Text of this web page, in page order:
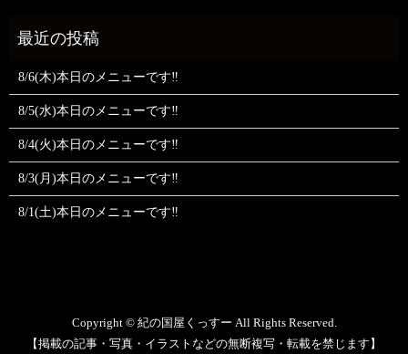
8/6(木)本日のメニューです‼️
8/5(水)本日のメニューです‼️
8/4(火)本日のメニューです‼️
8/3(月)本日のメニューです‼️
8/1(土)本日のメニューです‼️
Copyright © 紀の国屋くっすー All Rights Reserved.
【掲載の記事・写真・イラストなどの無断複写・転載を禁じます】